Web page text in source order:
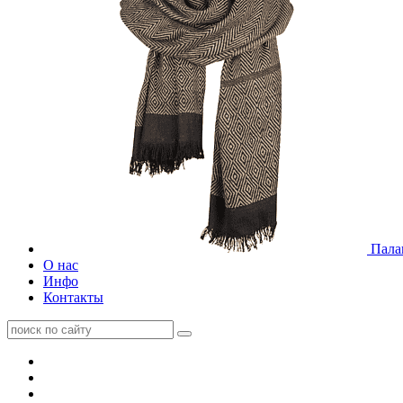
О нас
Инфо
Контакты